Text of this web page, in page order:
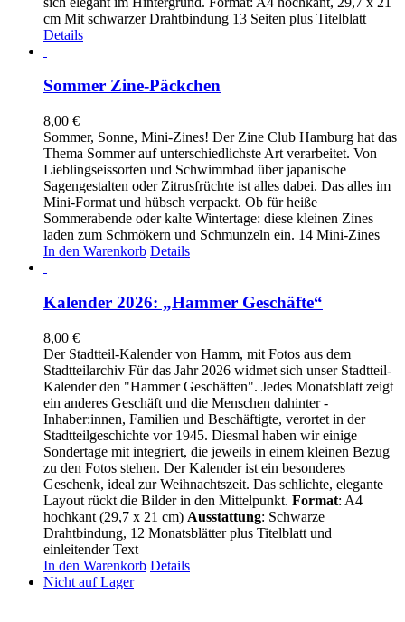
cm Mit schwarzer Drahtbindung 13 Seiten plus Titelblatt
Details
Sommer Zine-Päckchen
8,00 €
Sommer, Sonne, Mini-Zines! Der Zine Club Hamburg hat das
Thema Sommer auf unterschiedlichste Art verarbeitet. Von
Lieblingseissorten und Schwimmbad über japanische
Sagengestalten oder Zitrusfrüchte ist alles dabei. Das alles im
Mini-Format und hübsch verpackt. Ob für heiße
Sommerabende oder kalte Wintertage: diese kleinen Zines
laden zum Schmökern und Schmunzeln ein. 14 Mini-Zines
In den Warenkorb Details
Kalender 2026: „Hammer Geschäfte“
8,00 €
Der Stadtteil-Kalender von Hamm, mit Fotos aus dem
Stadtteilarchiv Für das Jahr 2026 widmet sich unser Stadtteil-
Kalender den "Hammer Geschäften". Jedes Monatsblatt zeigt
ein anderes Geschäft und die Menschen dahinter -
Inhaber:innen, Familien und Beschäftigte, verortet in der
Stadtteilgeschichte vor 1945. Diesmal haben wir einige
Sondertage mit integriert, die jeweils in einem kleinen Bezug
zu den Fotos stehen. Der Kalender ist ein besonderes
Geschenk, ideal zur Weihnachtszeit. Das schlichte, elegante
Layout rückt die Bilder in den Mittelpunkt. Format: A4
hochkant (29,7 x 21 cm) Ausstattung: Schwarze
Drahtbindung, 12 Monatsblätter plus Titelblatt und
einleitender Text
In den Warenkorb Details
Nicht auf Lager